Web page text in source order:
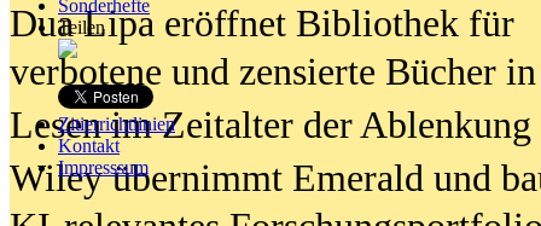
Sonderhefte
Teilen
Zitierrichtlinien
Kontakt
Impresssum
Dua Lipa eröffnet Bibliothek für
verbotene und zensierte Bücher
Lesen im Zeitalter der Ablenkung
Wiley übernimmt Emerald und